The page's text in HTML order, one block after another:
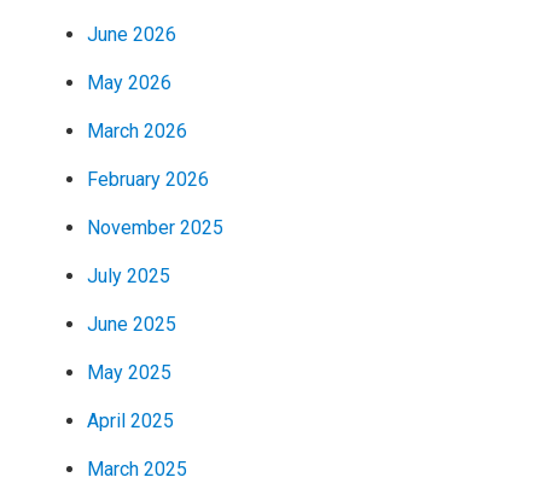
June 2026
May 2026
March 2026
February 2026
November 2025
July 2025
June 2025
May 2025
April 2025
March 2025